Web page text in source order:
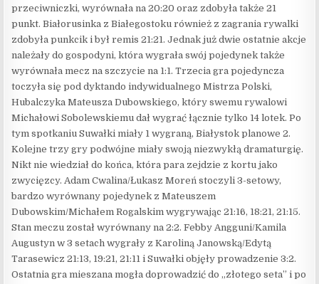
przeciwniczki, wyrównała na 20:20 oraz zdobyła także 21
punkt. Białorusinka z Białegostoku również z zagrania rywalki
zdobyła punkcik i był remis 21:21. Jednak już dwie ostatnie akcje
należały do gospodyni, która wygrała swój pojedynek także
wyrównała mecz na szczycie na 1:1. Trzecia gra pojedyncza
toczyła się pod dyktando indywidualnego Mistrza Polski,
Hubalczyka Mateusza Dubowskiego, który swemu rywalowi
Michałowi Sobolewskiemu dał wygrać łącznie tylko 14 lotek. Po
tym spotkaniu Suwałki miały 1 wygraną, Białystok planowe 2.
Kolejne trzy gry podwójne miały swoją niezwykłą dramaturgię.
Nikt nie wiedział do końca, która para zejdzie z kortu jako
zwycięzcy. Adam Cwalina/Łukasz Moreń stoczyli 3-setowy,
bardzo wyrównany pojedynek z Mateuszem
Dubowskim/Michałem Rogalskim wygrywając 21:16, 18:21, 21:15.
Stan meczu został wyrównany na 2:2. Febby Angguni/Kamila
Augustyn w 3 setach wygrały z Karoliną Janowską/Edytą
Tarasewicz 21:13, 19:21, 21:11 i Suwałki objęły prowadzenie 3:2.
Ostatnia gra mieszana mogła doprowadzić do „złotego seta” i po